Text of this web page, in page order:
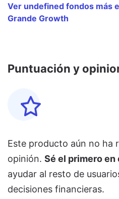
Ver undefined fondos más
Grande Growth
Puntuación y
Este producto aún no ha
opinión. Sé el primero
ayudar al resto de
decisiones financieras.